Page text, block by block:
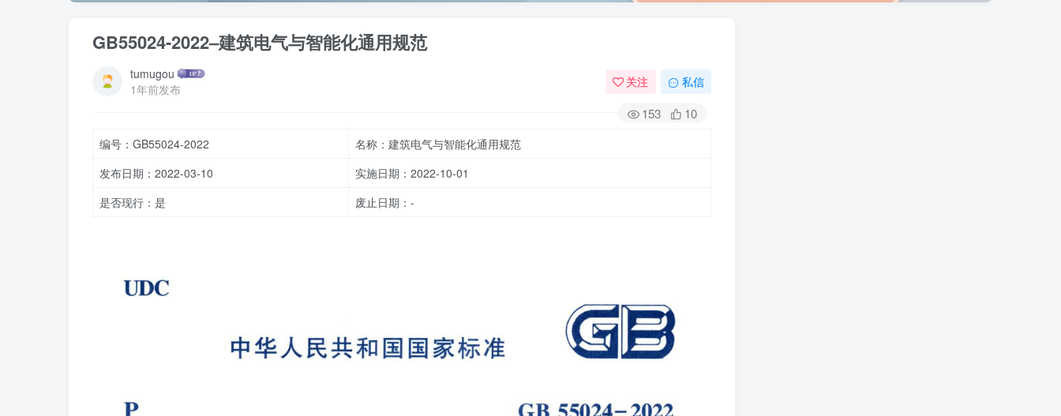
GB55024-2022–建筑电气与智能化通用规范
tumugou
1年前发布
关注 私信
153 10
编号：GB55024-2022
名称：建筑电气与智能化通用规范
发布日期：2022-03-10
实施日期：2022-10-01
是否现行：是
废止日期：-